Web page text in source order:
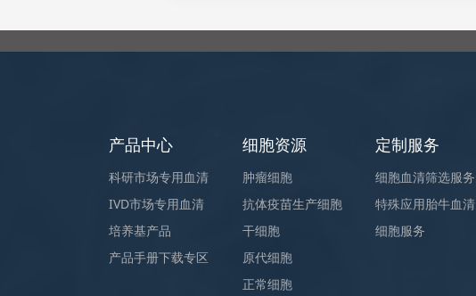
产品中心
科研市场专用血清
IVD市场专用血清
培养基产品
产品手册下载专区
细胞资源
肿瘤细胞
抗体疫苗生产细胞
干细胞
原代细胞
正常细胞
定制服务
细胞血清筛选服务
特殊应用胎牛血清
细胞服务